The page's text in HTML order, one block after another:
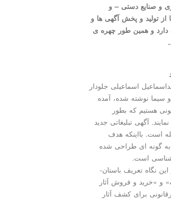
و صنایع دستی – و
تولید و پخش آگهی ها و
دارد و همین طور چهره ی
اسماعیلی جلودار
نوشته شده، آمده
هستیم که بطور
آگهی تبلیغاتی جدید
است. بااینکه هدف
به گونه­ ای طراحی شده
است.
نگاه تعریف باستان­
و «خرید و فروش آثار
برای کشف آثار